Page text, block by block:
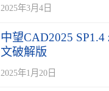
2025年3月4日
中望CAD2025 SP1.4
文破解版
2025年1月20日